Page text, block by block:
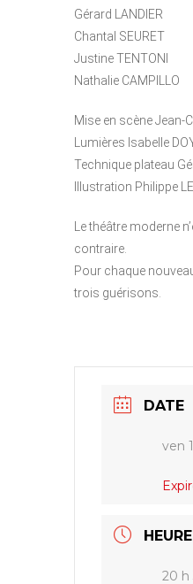
Gérard LANDIER
Chantal SEURET
Justine TENTONI
Nathalie CAMPILLO
Mise en scène Jean-
Lumières Isabelle
Technique plateau
Illustration Philippe
Le théâtre moderne
contraire.
Pour chaque
trois guérisons.
DATE
ven
HEURE
20 h